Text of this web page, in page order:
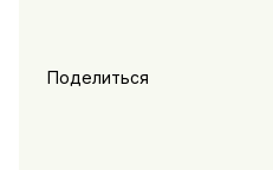
Поделиться